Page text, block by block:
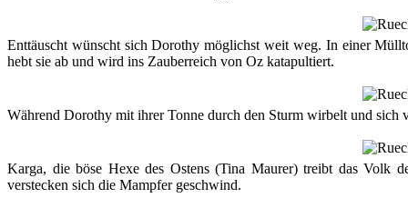
Enttäuscht wünscht sich Dorothy möglichst weit weg. In einer
hebt sie ab und wird ins Zauberreich von Oz katapultiert.
Während Dorothy mit ihrer Tonne durch den Sturm wirbelt und sich
Karga, die böse Hexe des Ostens (Tina Maurer) treibt das Volk
verstecken sich die Mampfer geschwind.